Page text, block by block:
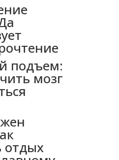
подъем:
мозг
отдых